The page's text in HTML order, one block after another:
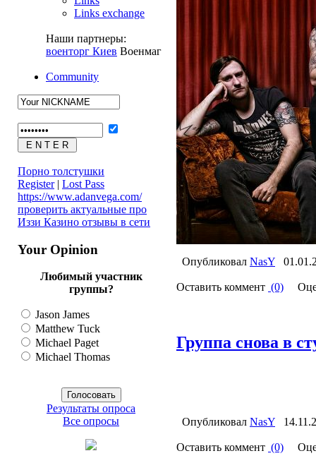
Links exchange
Наши партнеры:
военторг Киев Военмаг
Community
Порно толстушки
Register| Lost Pass
https://www.adanvega.com/
проверить актуальные про
Иззи Казино отзывы в сети
Your Opinion
Любимый участник
группы?
Jason James
Matthew Tuck
Michael Paget
Michael Thomas
Результаты опроса
Все опросы
Опубликовал NasY
Оставить коммент (0)
Группа снова в
Опубликовал NasY
Оставить коммент (0)